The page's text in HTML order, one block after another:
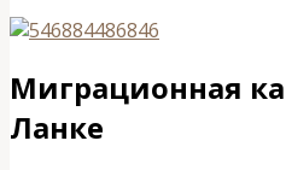
Миграционная
Ланке